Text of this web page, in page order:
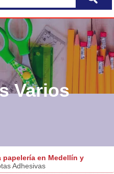
Varios
papelería en Medellín y
Adhesivas